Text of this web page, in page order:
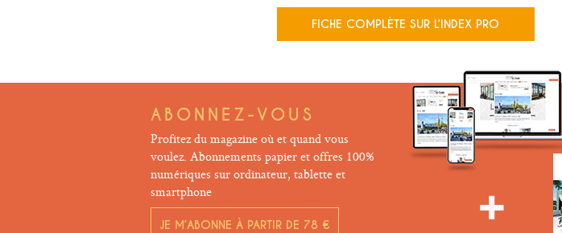
FICHE COMPLÈTE SUR L’INDEX PRO
ABONNEZ-VOUS
Profitez du magazine où et quand vous
voulez. Abonnements papier et offres 100%
numériques sur ordinateur, tablette et
smartphone
JE M’ABONNE À PARTIR DE 78 €